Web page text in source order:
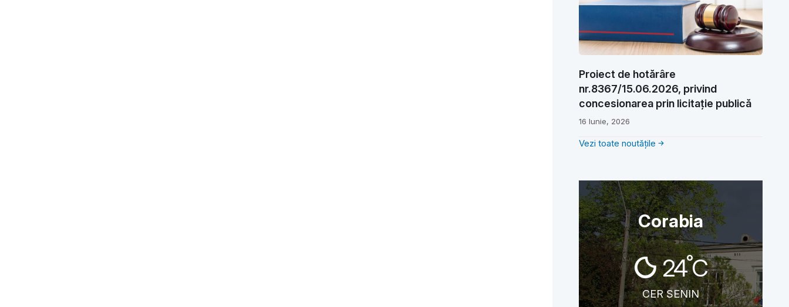
Proiect de hotărâre
nr.8367/15.06.2026, privind
concesionarea prin licitație publică
16 Iunie, 2026
Vezi toate noutățile
Corabia
24°C
CER SENIN